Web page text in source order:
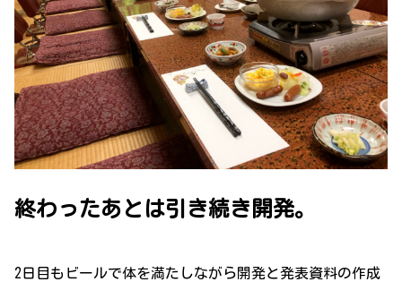
終わったあとは引き続き開発。
2日目もビールで体を満たしながら開発と発表資料の作成